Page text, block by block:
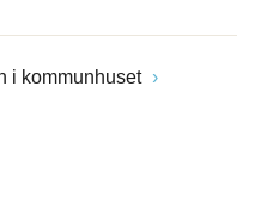
i kommunhuset